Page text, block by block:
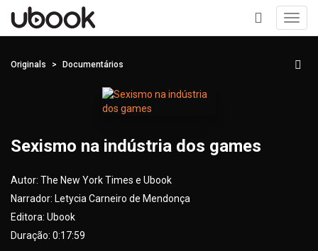
+
Originals Documentários
Sexismo na indústria dos games
Autor: The New York Times e Ubook
Narrador: Letycia Carneiro de Mendonça
Editora: Ubook
Duração: 0:17:59